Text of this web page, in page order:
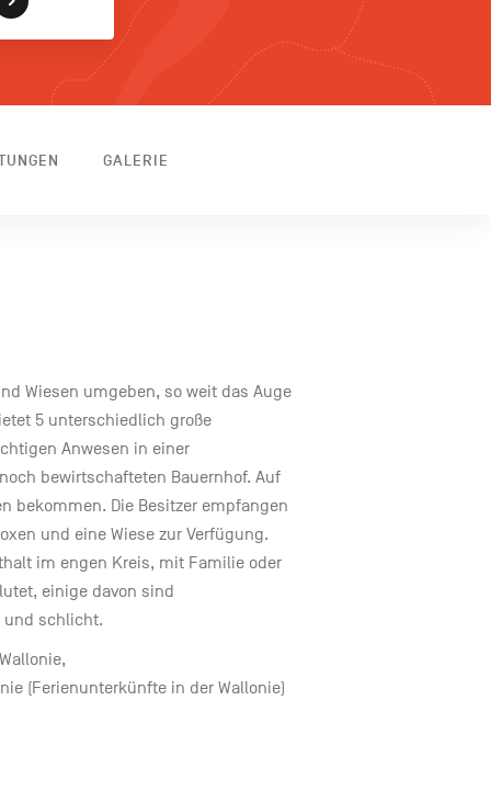
GALERIE
Wiesen umgeben, so weit das Auge
5 unterschiedlich große
Anwesen in einer
bewirtschafteten Bauernhof. Auf
bekommen. Die Besitzer empfangen
und eine Wiese zur Verfügung.
im engen Kreis, mit Familie oder
einige davon sind
und schlicht.
(Ferienunterkünfte in der Wallonie)